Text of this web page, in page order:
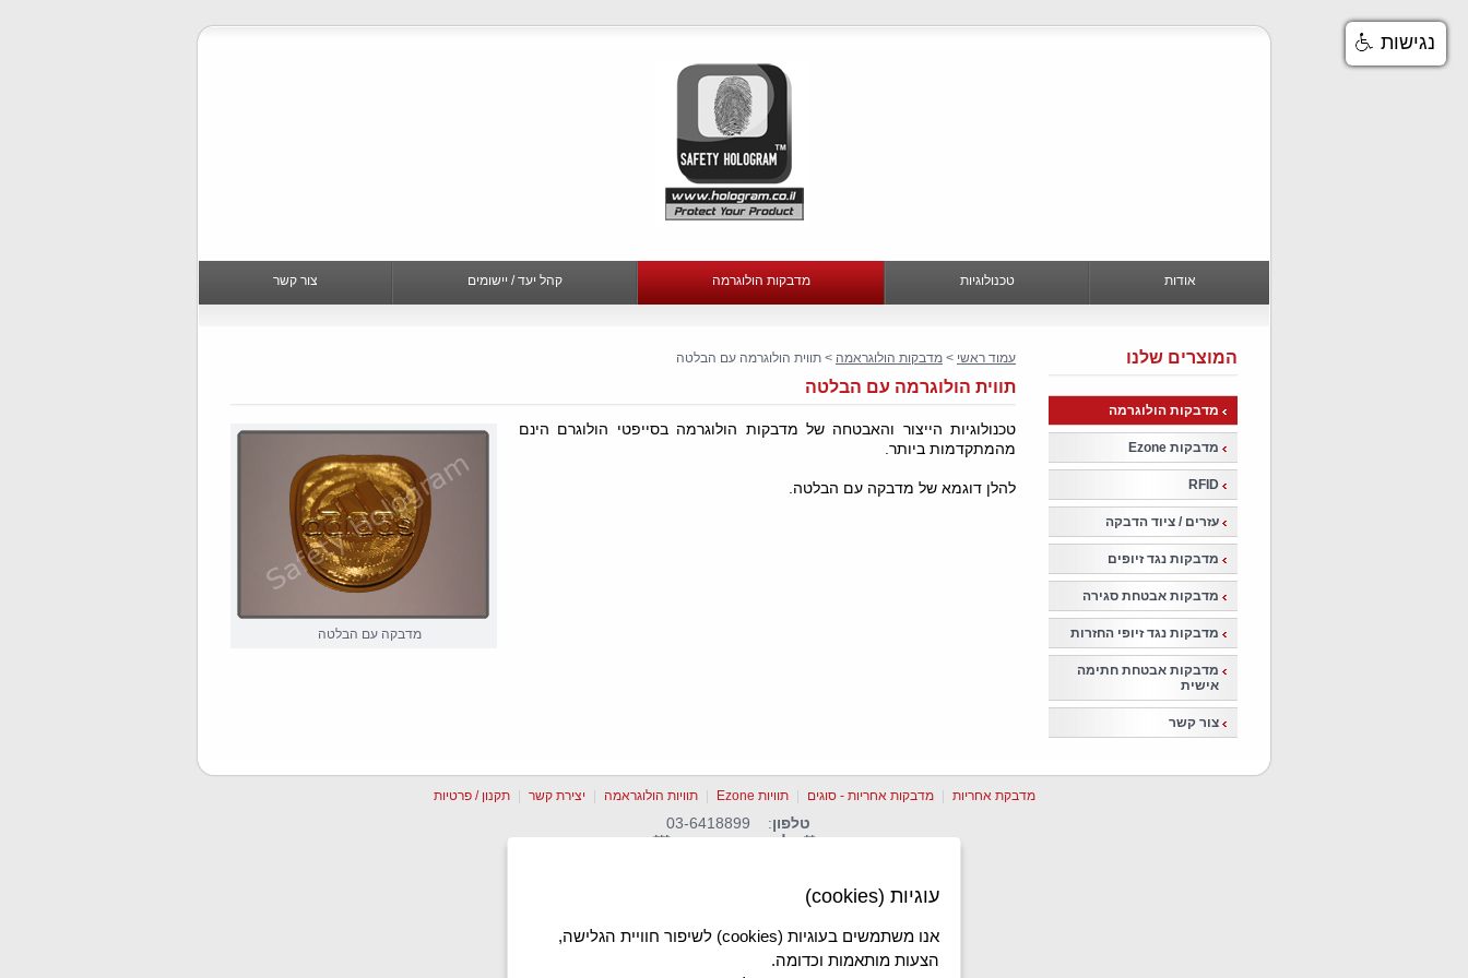
אודות טכנולוגיות מדבקות הולוגרמה קהל יעד / יישומים צור קשר
המוצרים שלנו
מדבקות הולוגרמה
מדבקות Ezone
RFID
עזרים / ציוד הדבקה
מדבקות נגד זיופים
מדבקות אבטחת סגירה
מדבקות נגד זיופי החזרות
מדבקות אבטחת חתימה
אישית
צור קשר
עמוד ראשי > מדבקות הולוגראמה > תווית הולוגרמה עם הבלטה
תווית הולוגרמה עם הבלטה
מדבקה עם הבלטה
טכנולוגיות הייצור והאבטחה של מדבקות הולוגרמה בסייפטי הולוגרם הינם
מהמתקדמות ביותר.
להלן דוגמא של מדבקה עם הבלטה.
מדבקת אחריות מדבקות אחריות - סוגים תוויות Ezone תוויות הולוגראמה יצירת קשר תקנון / פרטיות
טלפון: 03-6418899
** כל הזכויות שמורות ***
עוגיות (cookies)
אנו משתמשים בעוגיות (cookies) לשיפור חוויית הגלישה,
הצעות מותאמות וכדומה.
נגישות